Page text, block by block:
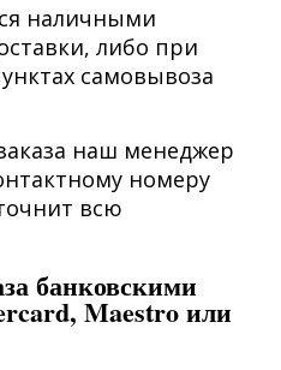
наличными
либо при
самовывоза
наш менеджер
номеру
всю
банковскими
Maestro или